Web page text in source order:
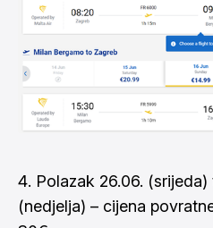
Polazak 26.06.
(nedjelja) – cijena